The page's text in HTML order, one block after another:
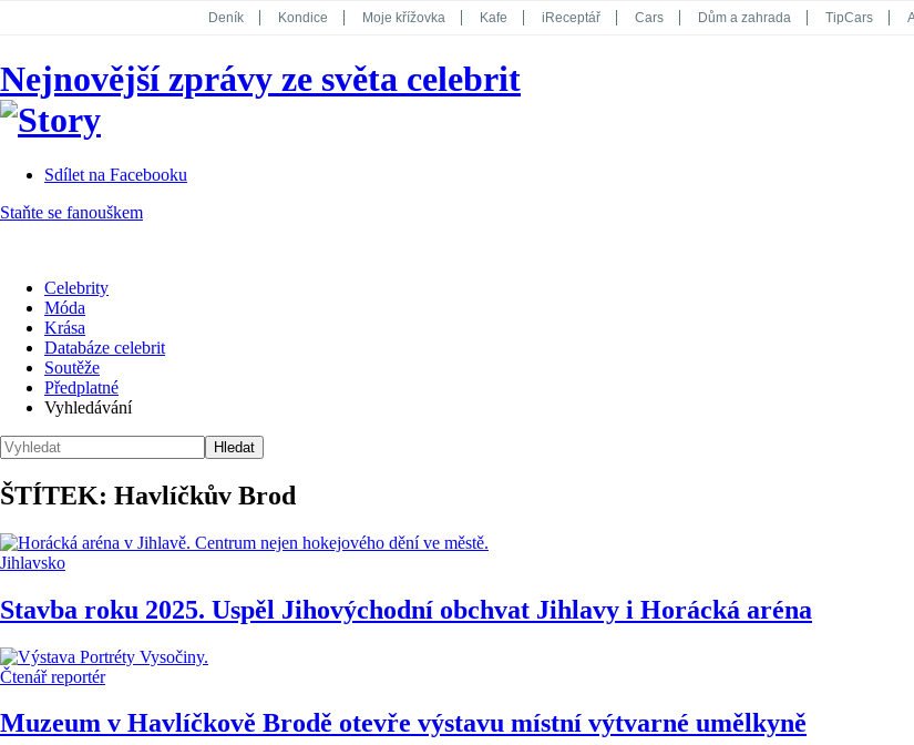
Deník Kondice Moje křížovka Kafe iReceptář Cars Dům a zahrada TipCars
Koktejl
Nejnovější zprávy ze světa celebrit
Sdílet na Facebooku
Staňte se fanouškem
Celebrity
Móda
Krása
Databáze celebrit
Soutěže
Předplatné
Vyhledávání
ŠTÍTEK: Havlíčkův Brod
Jihlavsko
Stavba roku 2025. Uspěl Jihovýchodní obchvat Jihlavy i Horácká aréna
Čtenář reportér
Muzeum v Havlíčkově Brodě otevře výstavu místní výtvarné umělkyně